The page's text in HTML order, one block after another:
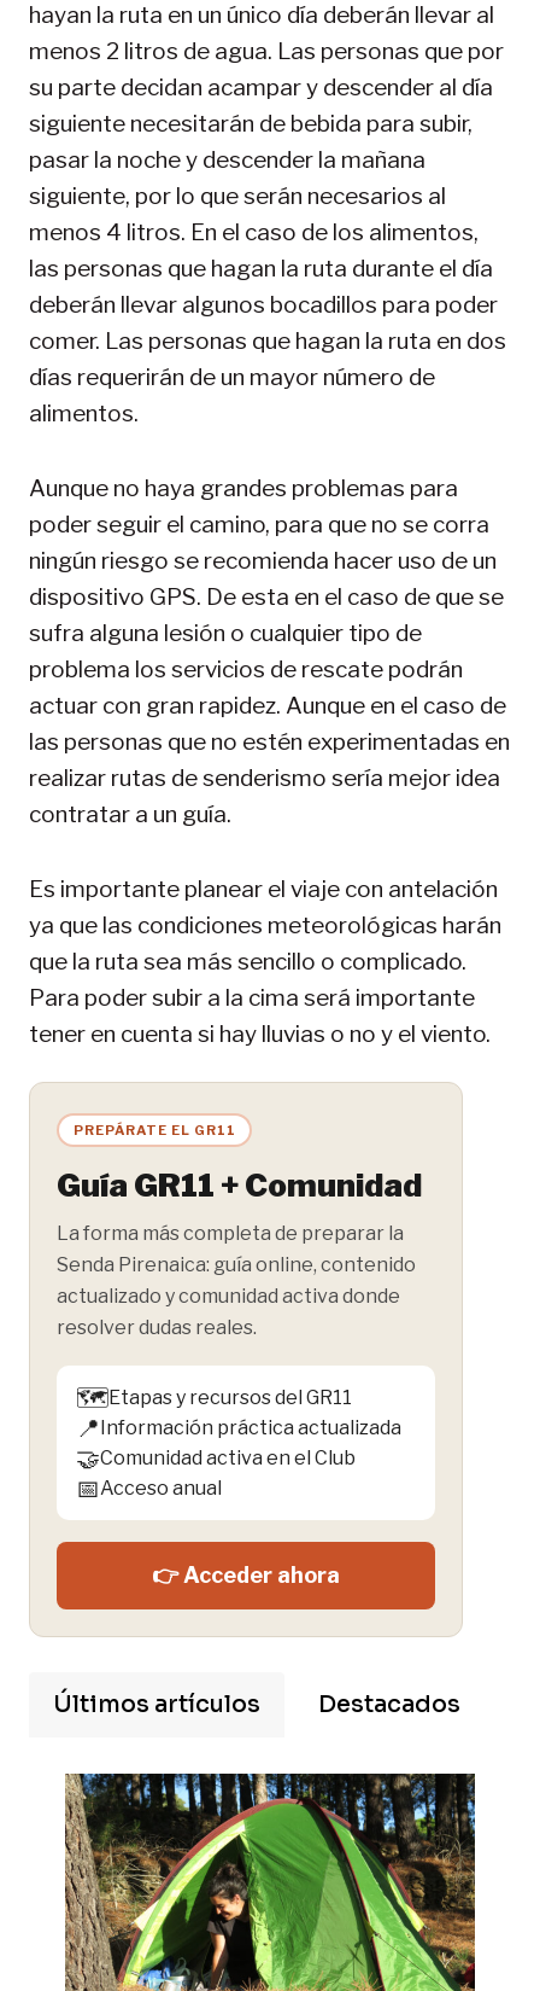
hayan la ruta en un único día deberán llevar al
menos 2 litros de agua. Las personas que por
su parte decidan acampar y descender al día
siguiente necesitarán de bebida para subir,
pasar la noche y descender la mañana
siguiente, por lo que serán necesarios al
menos 4 litros. En el caso de los alimentos,
las personas que hagan la ruta durante el día
deberán llevar algunos bocadillos para poder
comer. Las personas que hagan la ruta en dos
días requerirán de un mayor número de
alimentos.
Aunque no haya grandes problemas para
poder seguir el camino, para que no se corra
ningún riesgo se recomienda hacer uso de un
dispositivo GPS. De esta en el caso de que se
sufra alguna lesión o cualquier tipo de
problema los servicios de rescate podrán
actuar con gran rapidez. Aunque en el caso de
las personas que no estén experimentadas en
realizar rutas de senderismo sería mejor idea
contratar a un guía.
Es importante planear el viaje con antelación
ya que las condiciones meteorológicas harán
que la ruta sea más sencillo o complicado.
Para poder subir a la cima será importante
tener en cuenta si hay lluvias o no y el viento.
PREPÁRATE EL GR11
Guía GR11 + Comunidad
La forma más completa de preparar la
Senda Pirenaica: guía online, contenido
actualizado y comunidad activa donde
resolver dudas reales.
🗺️Etapas y recursos del GR11
📍 Información práctica actualizada
🤝Comunidad activa en el Club
📅Acceso anual
👉 Acceder ahora
Últimos artículos Destacados